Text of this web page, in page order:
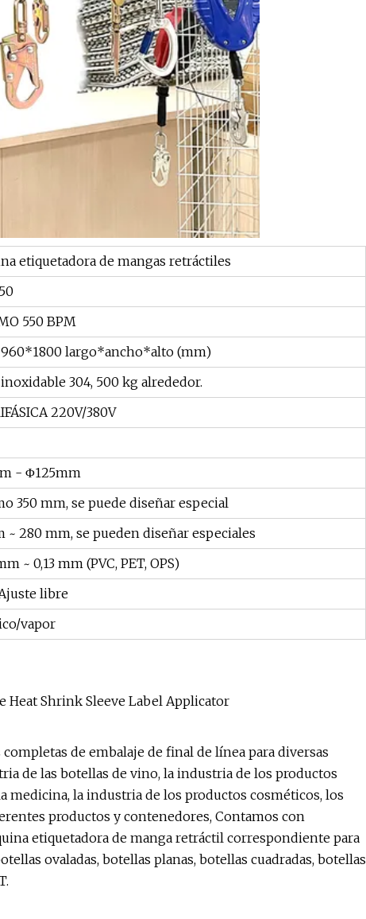
etiquetadora de mangas retráctiles
550 BPM
largo*ancho*alto (mm)
304, 500 kg alrededor.
220V/380V
- Φ125mm
350 mm, se puede diseñar especial
~ 280 mm, se pueden diseñar especiales
~ 0,13 mm (PVC, PET, OPS)
libre
vapor
de embalaje de final de línea para diversas
de las botellas de vino, la industria de los productos
medicina, la industria de los productos cosméticos, los
productos y contenedores, Contamos con
etiquetadora de manga retráctil correspondiente para
ovaladas, botellas planas, botellas cuadradas, botellas